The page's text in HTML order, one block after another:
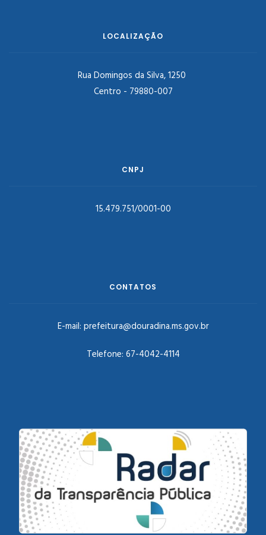
LOCALIZAÇÃO
Rua Domingos da Silva, 1250
Centro - 79880-007
CNPJ
15.479.751/0001-00
CONTATOS
E-mail: prefeitura@douradina.ms.gov.br
Telefone: 67-4042-4114